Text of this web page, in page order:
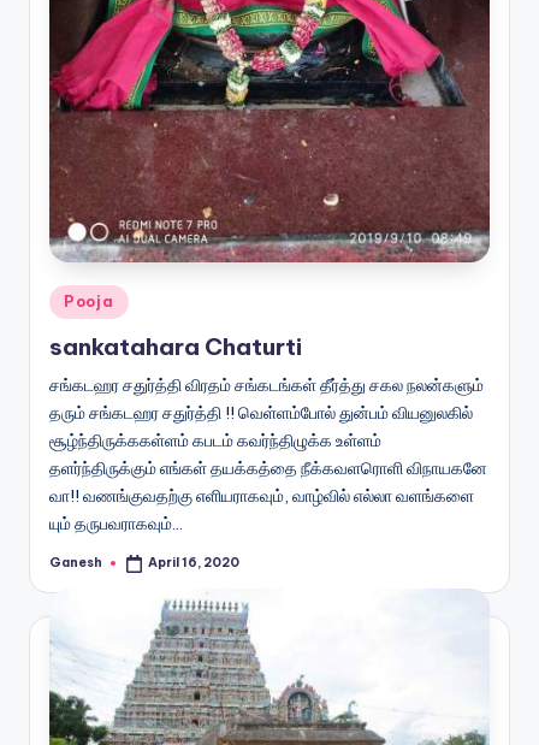
Posted
in
Pooja
sankatahara Chaturti
சங்கடஹர சதுர்த்தி விரதம் சங்கடங்கள் தீர்த்து சகல நலன்களும்
தரும் சங்கடஹர சதுர்த்தி !! வெள்ளம்போல் துன்பம் வியனுலகில்
சூழ்ந்திருக்ககள்ளம் கபடம் கவர்ந்திழுக்க உள்ளம்
தளர்ந்திருக்கும் எங்கள் தயக்கத்தை நீக்கவளரொளி விநாயகனே
வா!! வணங்குவதற்கு எளியராகவும், வாழ்வில் எல்லா வளங்களை
யும் தருபவராகவும்…
Posted
Ganesh April 16, 2020